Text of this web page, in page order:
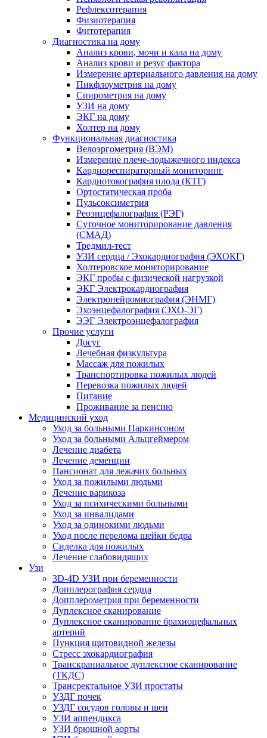
Рефлексотерапия
Физиотерапия
Фитотерапия
Диагностика на дому
Анализ крови, мочи и кала на дому
Анализ крови и резус фактора
Измерение артериального давления на дому
Пикфлоуметрия на дому
Спирометрия на дому
УЗИ на дому
ЭКГ на дому
Холтер на дому
Функциональная диагностика
Велоэргометрия (ВЭМ)
Измерение плече-лодыжечного индекса
Кардиореспираторный мониторинг
Кардиотокография плода (КТГ)
Ортостатическая проба
Пульсоксиметрия
Реоэнцефалография (РЭГ)
Суточное мониторирование давления
(СМАД)
Тредмил-тест
УЗИ сердца / Эхокардиография (ЭХОКГ)
Холтеровское мониторирование
ЭКГ пробы с физической нагрузкой
ЭКГ Электрокардиография
Электронейромиография (ЭНМГ)
Эхоэнцефалография (ЭХО-ЭГ)
ЭЭГ Электроэнцефалография
Прочие услуги
Досуг
Лечебная физкультура
Массаж для пожилых
Транспортировка пожилых людей
Перевозка пожилых людей
Питание
Проживание за пенсию
Медицинский уход
Уход за больными Паркинсоном
Уход за больными Альцгеймером
Лечение диабета
Лечение деменции
Пансионат для лежачих больных
Уход за пожилыми людьми
Лечение варикоза
Уход за психическими больными
Уход за инвалидами
Уход за одинокими людьми
Уход после перелома шейки бедра
Сиделка для пожилых
Лечение слабовидящих
Узи
3D-4D УЗИ при беременности
Допплерография сердца
Допплерометрия при беременности
Дуплексное сканирование
Дуплексное сканирование брахиоцефальных
артерий
Пункция щитовидной железы
Стресс эхокардиография
Транскраниальное дуплексное сканирование
(ТКДС)
Трансректальное УЗИ простаты
УЗДГ почек
УЗДГ сосудов головы и шеи
УЗИ аппендикса
УЗИ брюшной аорты